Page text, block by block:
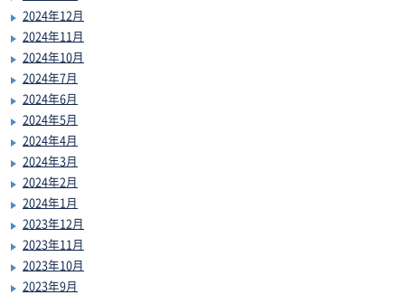
2024年12月
2024年11月
2024年10月
2024年7月
2024年6月
2024年5月
2024年4月
2024年3月
2024年2月
2024年1月
2023年12月
2023年11月
2023年10月
2023年9月